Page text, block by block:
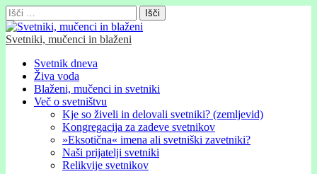
Išči:
Svetniki, mučenci in blaženi
Glavni
meni
Skip
content
Svetnik dneva
Živa voda
Blaženi, mučenci in svetniki
Več o svetništvu
Kje so živeli in delovali svetniki? (zemljevid)
Kongregacija za zadeve svetnikov
»Eksotična« imena ali svetniški zavetniki?
Naši prijatelji svetniki
Relikvije svetnikov